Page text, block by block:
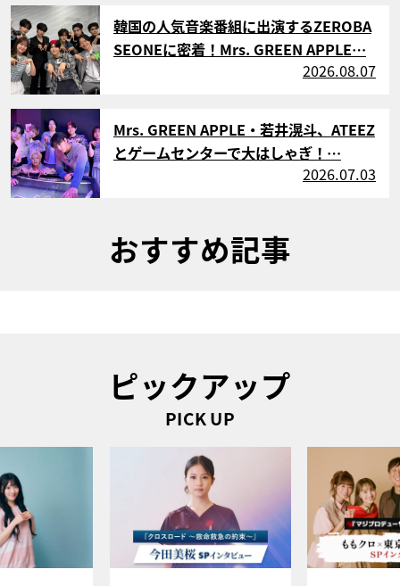
サムネイル
韓国の人気音楽番組に出演するZEROBA
SEONEに密着！Mrs. GREEN APPLE…
2026.08.07
サムネイル
Mrs. GREEN APPLE・若井滉斗、ATEEZ
とゲームセンターで大はしゃぎ！…
2026.07.03
おすすめ記事
ピックアップ
PICK UP